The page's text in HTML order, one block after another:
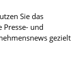
Sie das
Presse- und
gezielt